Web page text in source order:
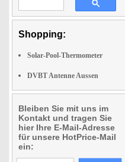
Shopping:
Solar-Pool-Thermometer
DVBT Antenne Aussen
Bleiben Sie mit uns im
Kontakt und tragen Sie
hier Ihre E-Mail-Adresse
für unsere HotPrice-Mail
ein: